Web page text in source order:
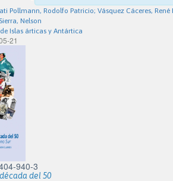
Pollmann, Rodolfo Patricio; Vásquez Cáceres, René
Nelson
Islas árticas y Antártica
21
940-3
del 50